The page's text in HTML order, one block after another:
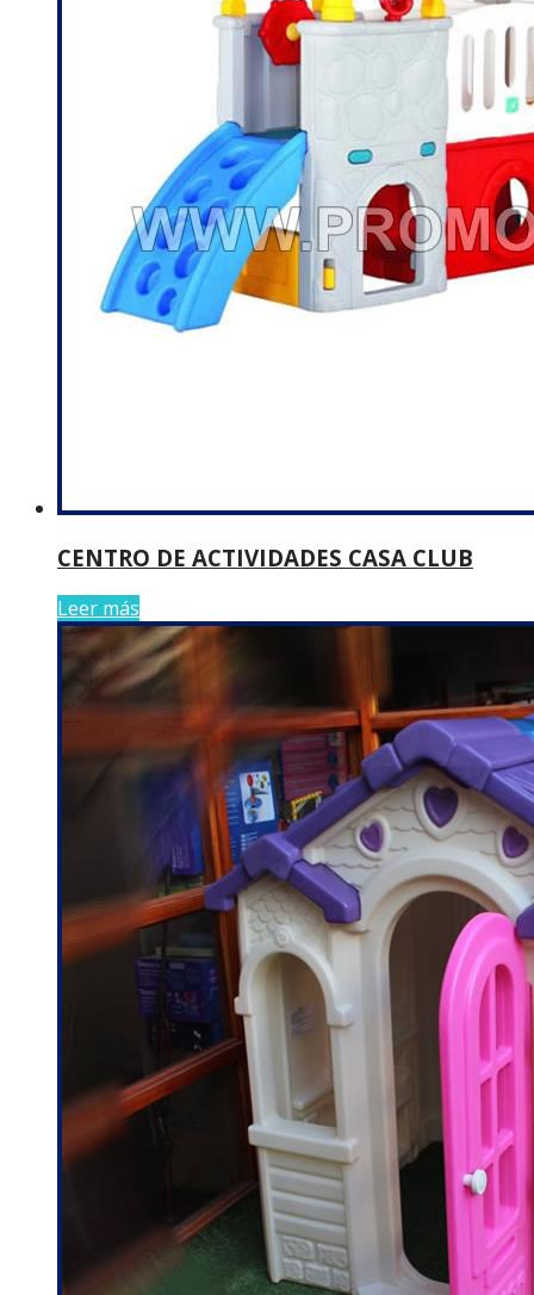
CENTRO DE ACTIVIDADES CASA CLUB
Leer más